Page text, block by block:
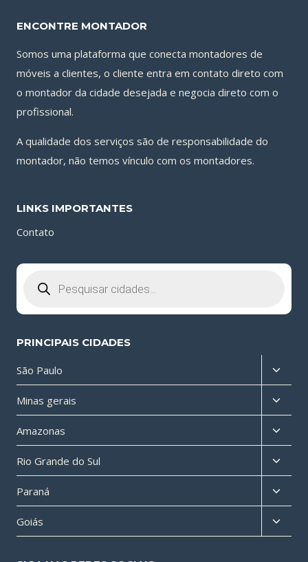
ENCONTRE MONTADOR
Somos uma plataforma que conecta montadores de
móveis a clientes, o cliente entra em contato direto com
o montador da cidade desejada e negocia direto com o
profissional.
A qualidade dos serviços são de responsabilidade do
montador, não temos vínculo com os montadores.
LINKS IMPORTANTES
Contato
produtos
PRINCIPAIS CIDADES
São Paulo
menu
filho
Minas gerais
menu
filho
Amazonas
menu
filho
Rio Grande do Sul
menu
filho
Paraná
menu
filho
Goiás
menu